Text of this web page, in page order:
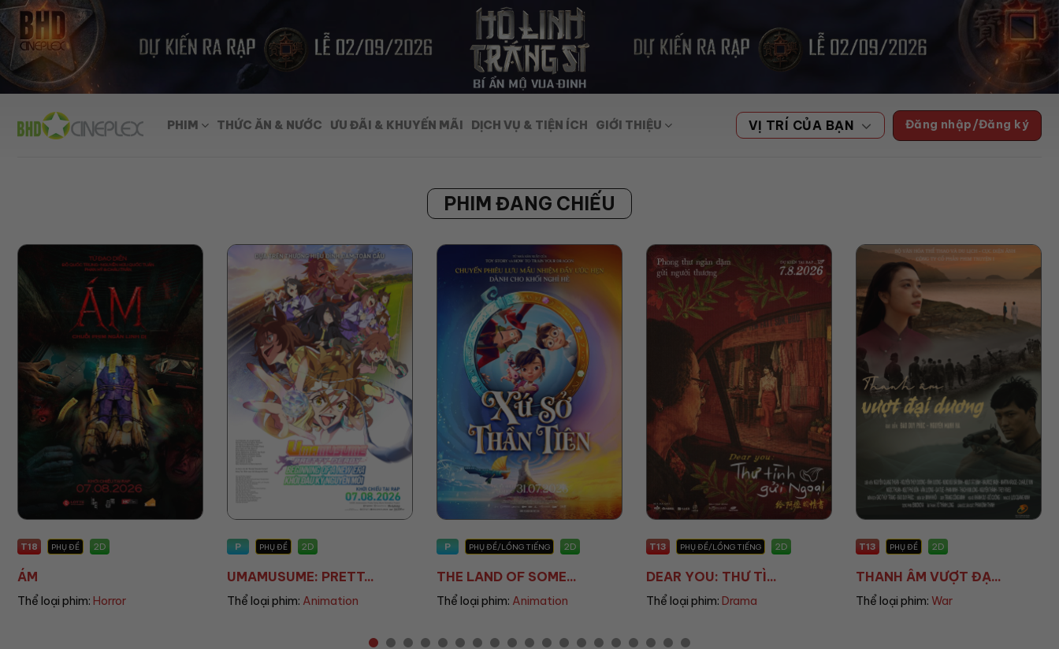
Skip
to
content
PHIM THỨC ĂN & NƯỚC ƯU ĐÃI & KHUYẾN MÃI DỊCH VỤ & TIỆN ÍCH GIỚI THIỆU VỊ TRÍ CỦA BẠN Đăng nhập/Đăng ký
PHIM ĐANG CHIẾU
T18 PHỤ ĐỀ 2D
ÁM
Thể loại phim: Horror
P PHỤ ĐỀ 2D
UMAMUSUME: PRETT...
Thể loại phim: Animation
P PHỤ ĐỀ/LỒNG TIẾNG 2D
THE LAND OF SOME...
Thể loại phim: Animation
T13 PHỤ ĐỀ/LỒNG TIẾNG 2D
DEAR YOU: THƯ TÌ...
Thể loại phim: Drama
T13 PHỤ ĐỀ 2D
THANH ÂM VƯỢT ĐẠ...
Thể loại phim: War